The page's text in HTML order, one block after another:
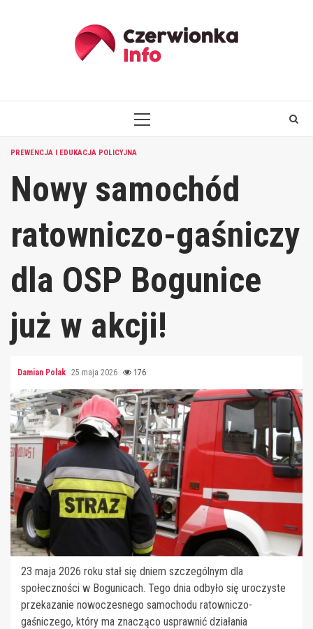
PRIMARY
PREWENCJA I EDUKACJA POLICYJNA
Nowy samochód
ratowniczo-gaśniczy
dla OSP Bogunice
już w akcji!
Damian Polak 25 maja 2026 176
23 maja 2026 roku stał się dniem szczególnym dla
społeczności w Bogunicach. Tego dnia odbyło się uroczyste
przekazanie nowoczesnego samochodu ratowniczo-
gaśniczego, który ma znacząco usprawnić działania